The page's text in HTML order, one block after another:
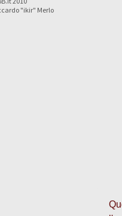
"ikir" Merlo